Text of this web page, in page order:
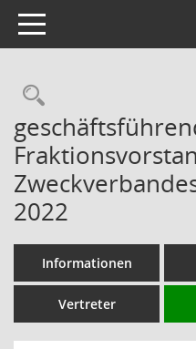
Toggle navigation
2022
Informationen
Vertreter